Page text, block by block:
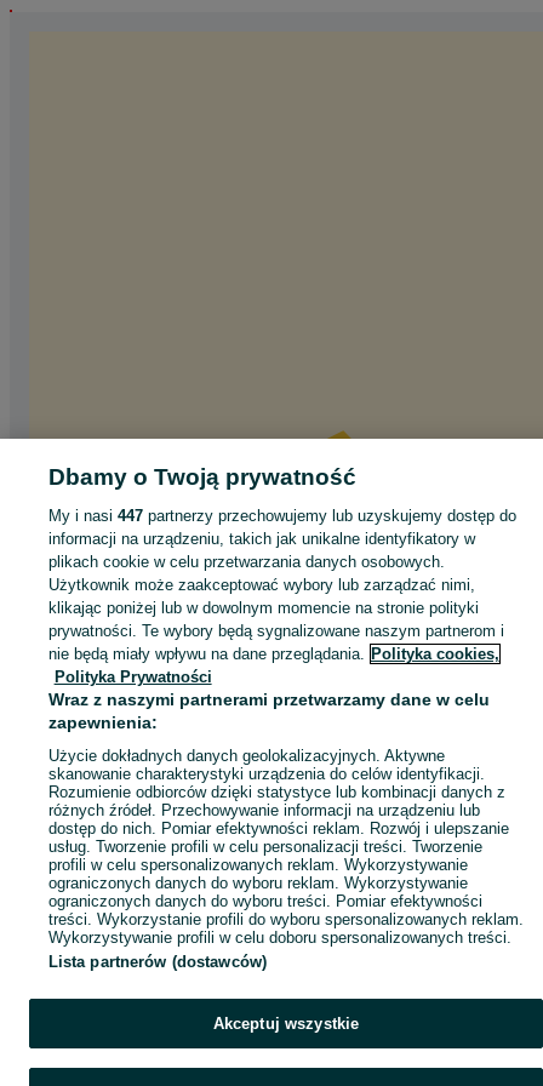
Ups! Coś poszło nie tak...
Odśwież lub wróć na stronę główną
Odśwież
Dbamy o Twoją prywatność
My i nasi 447partnerzy przechowujemy lub uzyskujemy dostęp do
informacji na urządzeniu, takich jak unikalne identyfikatory w
plikach cookie w celu przetwarzania danych osobowych.
Użytkownik może zaakceptować wybory lub zarządzać nimi,
klikając poniżej lub w dowolnym momencie na stronie polityki
prywatności. Te wybory będą sygnalizowane naszym partnerom i
nie będą miały wpływu na dane przeglądania. Polityka cookies,
Polityka Prywatności
Wraz z naszymi partnerami przetwarzamy dane w celu
zapewnienia:
Użycie dokładnych danych geolokalizacyjnych. Aktywne
skanowanie charakterystyki urządzenia do celów identyfikacji.
Rozumienie odbiorców dzięki statystyce lub kombinacji danych z
różnych źródeł. Przechowywanie informacji na urządzeniu lub
dostęp do nich. Pomiar efektywności reklam. Rozwój i ulepszanie
usług. Tworzenie profili w celu personalizacji treści. Tworzenie
profili w celu spersonalizowanych reklam. Wykorzystywanie
ograniczonych danych do wyboru reklam. Wykorzystywanie
ograniczonych danych do wyboru treści. Pomiar efektywności
treści. Wykorzystanie profili do wyboru spersonalizowanych reklam.
Wykorzystywanie profili w celu doboru spersonalizowanych treści.
Lista partnerów (dostawców)
Akceptuj wszystkie